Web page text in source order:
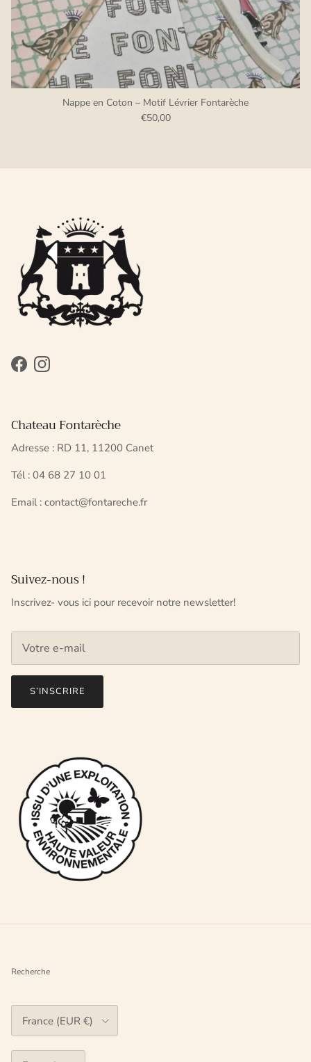
Nappe en Coton – Motif Lévrier Fontarèche
€50,00
FacebookInstagram
Chateau Fontarèche
Adresse : RD 11, 11200 Canet
Tél : 04 68 27 10 01
Email : contact@fontareche.fr
Suivez-nous !
Inscrivez- vous ici pour recevoir notre newsletter!
S’INSCRIRE
Recherche
Pays
France (EUR €)
Langue